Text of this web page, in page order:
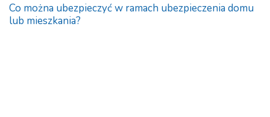
Co można ubezpieczyć w ramach ubezpieczenia domu
lub mieszkania?